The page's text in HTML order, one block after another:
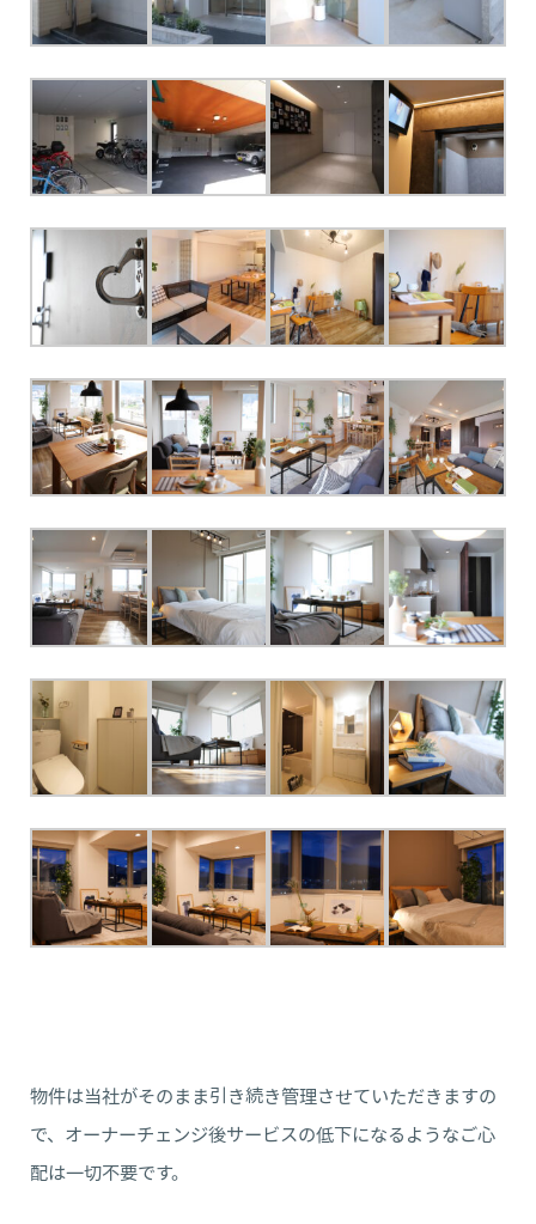
物件は当社がそのまま引き続き管理させていただきますの
で、オーナーチェンジ後サービスの低下になるようなご心
配は一切不要です。